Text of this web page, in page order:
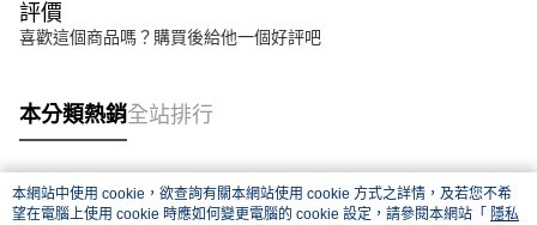
評價
喜歡這個商品嗎？購買後給他一個好評吧
本分類熱銷全站排行
熱門標籤
本網站中使用 cookie，欲查詢有關本網站使用 cookie 方式之詳情，及若您不希
望在電腦上使用 cookie 時應如何變更電腦的 cookie 設定，請參閱本網站「 隱私